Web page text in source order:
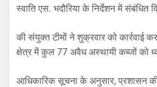
स्वाति एस. भदौरिया के निर्देशन में संबंधित
की संयुक्त टीमों ने शुक्रवार को कार्रवाई
क्षेत्र में कुल 77 अवैध अस्थायी कब्जों को
​आधिकारिक सूचना के अनुसार, प्रशासन की